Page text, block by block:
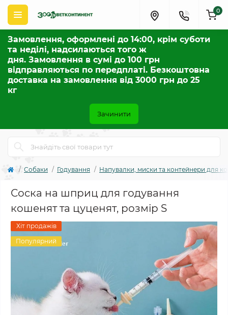
Замовлення, оформлені до 14:00, крім суботи
та неділі, надсилаються того ж
дня. Замовлення в сумі до 100 грн
відправляються по передплаті. Безкоштовна
доставка на замовлення від 3000 грн до 25
кг
Зачинити
0
Собаки Годування Напувалки, миски та контейнери для
Соска на шприц для годування
кошенят та цуценят, розмір S
Хіт продажів
Популярний